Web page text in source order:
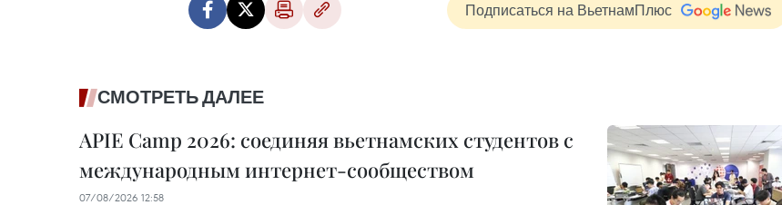
Подписаться на ВьетнамПлюс
СМОТРЕТЬ ДАЛЕЕ
APIE Camp 2026: соединяя вьетнамских студентов с
международным интернет-сообществом
07/08/2026 12:58